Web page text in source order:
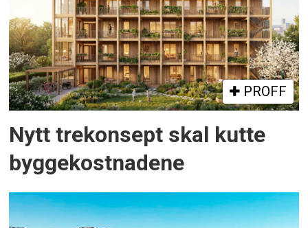
PROFF
Nytt trekonsept skal kutte
byggekostnadene